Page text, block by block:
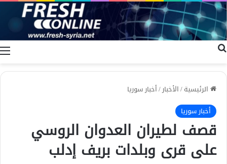
الرئيسية/الأخبار/أخبار سوريا
أخبار سوريا
قصف لطيران العدوان الروسي
على قرى وبلدات بريف إدلب